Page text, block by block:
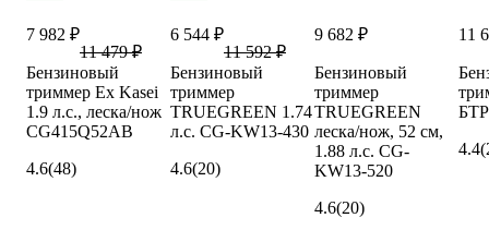
7 982 ₽
11 479 ₽
Бензиновый
триммер Ex Kasei
1.9 л.с., леска/нож
CG415Q52AB
4.6(48)
6 544 ₽
11 592 ₽
Бензиновый
триммер
TRUEGREEN 1.74
л.с. CG-KW13-430
4.6(20)
9 682 ₽
Бензиновый
триммер
TRUEGREEN
леска/нож, 52 см,
1.88 л.с. CG-
KW13-520
4.6(20)
11
4.4